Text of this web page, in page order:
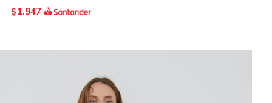
$ 1.947